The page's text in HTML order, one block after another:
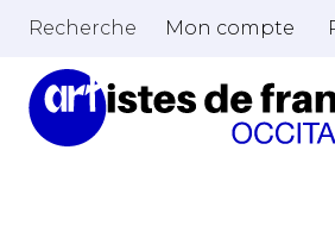
Recherche Mon compte